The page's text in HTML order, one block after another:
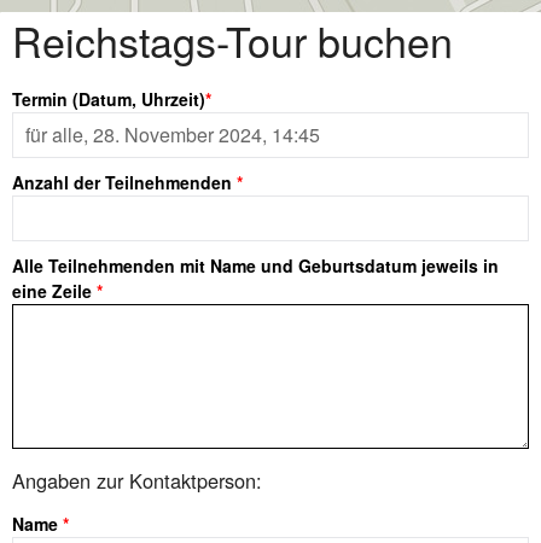
SkipReichstags-Tour buchen
Termin (Datum, Uhrzeit)*
Anzahl der Teilnehmenden *
Alle Teilnehmenden mit Name und Geburtsdatum jeweils in
eine Zeile *
Angaben zur Kontaktperson:
Name *